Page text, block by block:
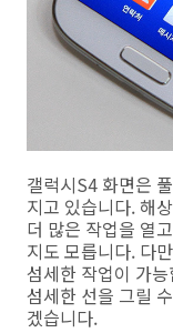
갤럭시S4 화면은
지고 있습니다. 해
더 많은 작업을 열
지도 모릅니다. 다
섬세한 작업이 가
섬세한 선을 그릴
겠습니다.